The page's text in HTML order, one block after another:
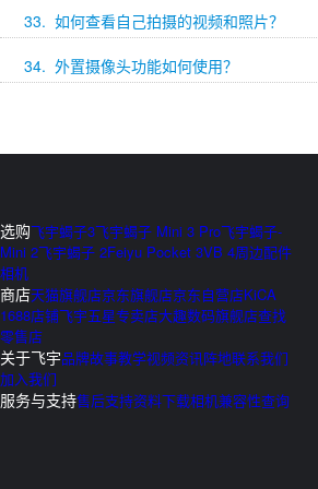
33. 如何查看自己拍摄的视频和照片？
34. 外置摄像头功能如何使用？
选购飞宇蝎子3飞宇蝎子 Mini 3 Pro飞宇蝎子-
Mini 2飞宇蝎子 2Feiyu Pocket 3VB 4周边配件
相机
商店天猫旗舰店京东旗舰店京东自营店KiCA
1688店铺飞宇五星专卖店大趣数码旗舰店查找
零售店
关于飞宇品牌故事教学视频资讯阵地联系我们
加入我们
服务与支持售后支持资料下载相机兼容性查询